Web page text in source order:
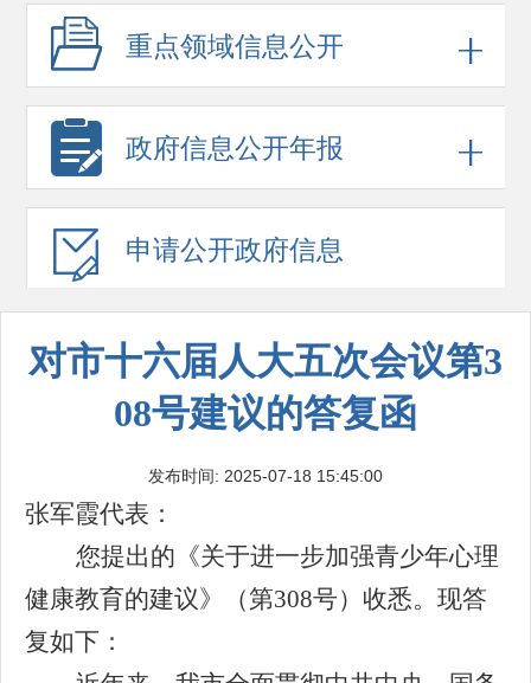
重点领域信息公开
政府信息公开年报
申请公开政府信息
对市十六届人大五次会议第3
08号建议的答复函
发布时间: 2025-07-18 15:45:00
张军霞代表：
您提出的《关于进一步加强青少年心理
健康教育的建议》（第308号）收悉。现答
复如下：